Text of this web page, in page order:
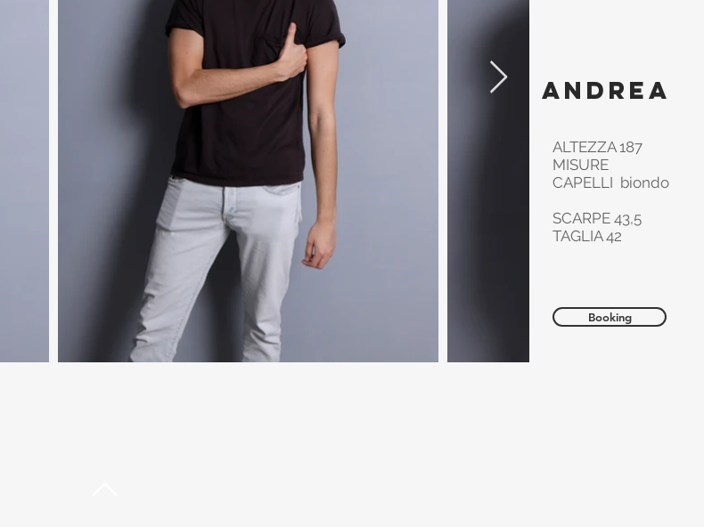
ANDREA
ALTEZZA 187
MISURE
CAPELLI biondo
SCARPE 43,5
TAGLIA 42
Booking